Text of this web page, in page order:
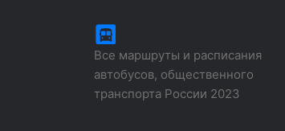
Все маршруты и расписания
автобусов, общественного
транспорта России 2023